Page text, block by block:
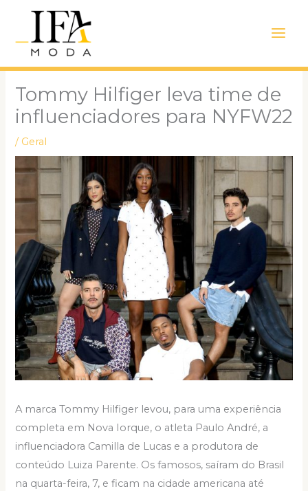
conteúdo
Menu
Tommy Hilfiger leva time de
influenciadores para NYFW22
/ Geral
A marca Tommy Hilfiger levou, para uma experiência
completa em Nova Iorque, o atleta Paulo André, a
influenciadora Camilla de Lucas e a produtora de
conteúdo Luiza Parente. Os famosos, saíram do Brasil
na quarta-feira, 7, e ficam na cidade americana até